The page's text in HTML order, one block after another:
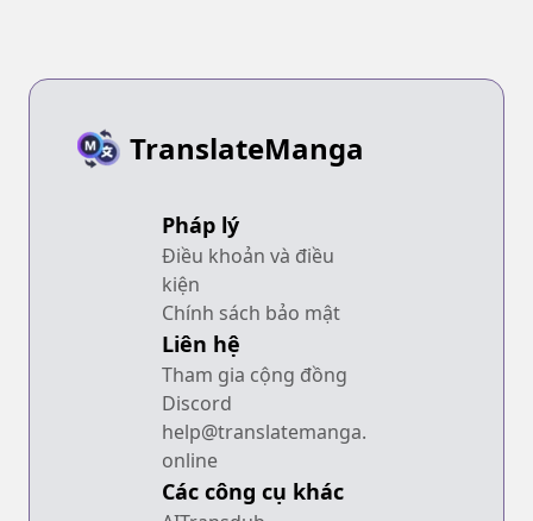
TranslateManga
Pháp lý
Điều khoản và điều
kiện
Chính sách bảo mật
Liên hệ
Tham gia cộng đồng
Discord
help@translatemanga.
online
Các công cụ khác